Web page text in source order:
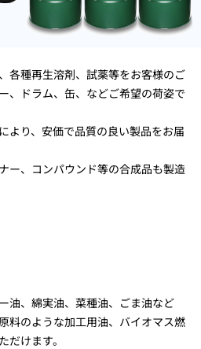
各種再生溶剤、試薬等をお客様のご
、ドラム、缶、などご希望の荷姿で
より、安価で品質の良い製品をお届
ー、コンパウンド等の合成品も製造
油、綿実油、菜種油、ごま油など
料のような加工用油、バイオマス燃
けます。